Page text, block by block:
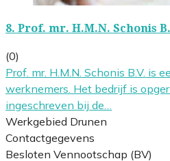
8. Prof. mr. H.M.N. Schonis
(0)
Prof. mr. H.M.N. Schonis B.V. is
werknemers. Het bedrijf is
ingeschreven bij de…
Werkgebied Drunen
Contactgegevens
Besloten Vennootschap (BV)